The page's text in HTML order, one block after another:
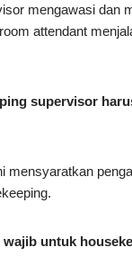
mengawasi dan
attendant
supervisor
mensyaratkan
wajib untuk